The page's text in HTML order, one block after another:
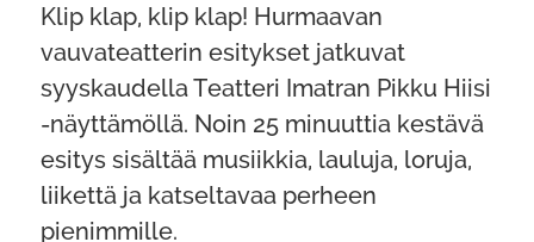
Klip klap, klip klap! Hurmaavan
vauvateatterin esitykset jatkuvat
syyskaudella Teatteri Imatran Pikku Hiisi
-näyttämöllä. Noin 25 minuuttia kestävä
esitys sisältää musiikkia, lauluja, loruja,
liikettä ja katseltavaa perheen
pienimmille.